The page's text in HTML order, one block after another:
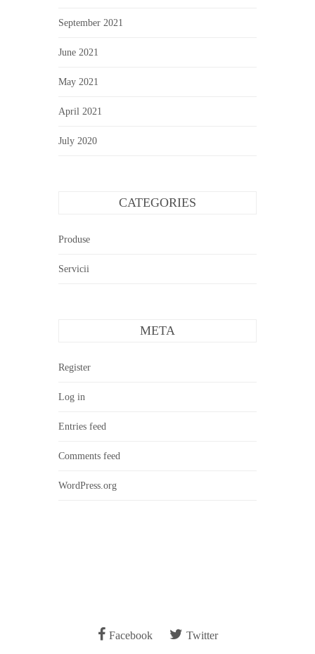
September 2021
June 2021
May 2021
April 2021
July 2020
CATEGORIES
Produse
Servicii
META
Register
Log in
Entries feed
Comments feed
WordPress.org
Facebook Twitter